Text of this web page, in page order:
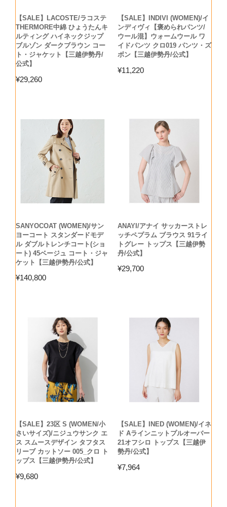
【SALE】LACOSTE/ラコステ
THERMORE中綿 ひょうたんキ
ルティング ハイネックジップ
ブルゾン ダークブラウン コー
ト・ジャケット【三越伊勢丹/
公式】
¥29,260
【SALE】INDIVI (WOMEN)/イ
ンディヴィ【褒められパンツ/
ウール混】ウォームウール ワ
イドパンツ クロ019 パンツ・ズ
ボン【三越伊勢丹/公式】
¥11,220
SANYOCOAT (WOMEN)/サン
ヨーコート スタンダードモデ
ル ダブルトレンチコート(ショ
ート) 45ベージュ コート・ジャ
ケット【三越伊勢丹/公式】
¥140,800
ANAYI/アナイ サッカーストレ
ッチペプラム ブラウス 91ライ
トグレー トップス【三越伊勢
丹/公式】
¥29,700
【SALE】23区 S (WOMEN/小
さいサイズ)/ニジュウサンク エ
ス スムースデザイン タフタス
リーブ カットソー 005_クロ ト
ップス【三越伊勢丹/公式】
¥9,680
【SALE】INED (WOMEN)/イネ
ド Aラインニットプルオーバー
21オフシロ トップス【三越伊
勢丹/公式】
¥7,964